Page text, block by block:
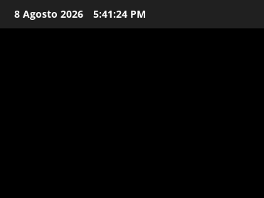
Vai
al
8 Agosto 2026 5:41:26 PM